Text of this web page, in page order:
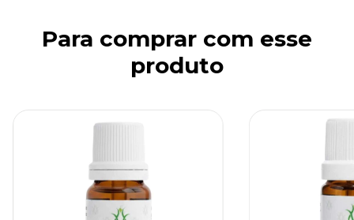
Para comprar com esse
produto